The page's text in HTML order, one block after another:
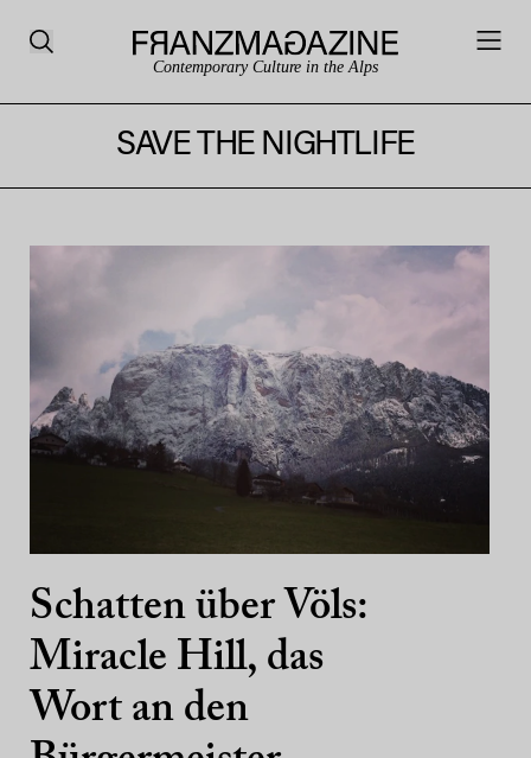
Contemporary Culture in the Alps
SAVE THE NIGHTLIFE
Schatten über Völs:
Miracle Hill, das
Wort an den